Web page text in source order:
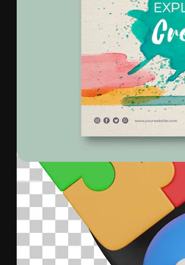
предприятий, агентств
Pусский